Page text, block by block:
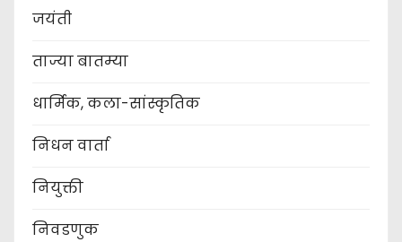
जयंती
ताज्या बातम्या
धार्मिक, कला-सांस्कृतिक
निधन वार्ता
नियुक्ती
निवडणुक